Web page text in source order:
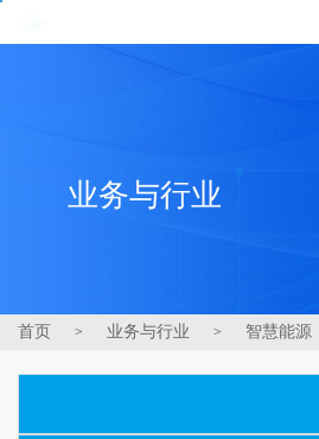
业务与行业
首页 > 业务与行业 > 智慧能源